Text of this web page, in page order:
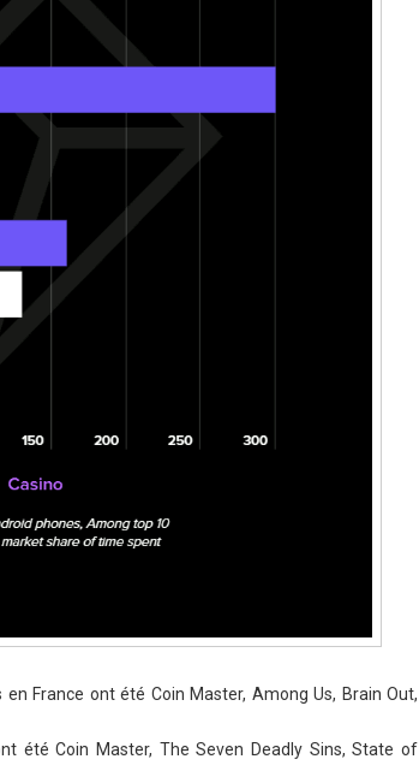
France ont été Coin Master, Among Us, Brain Out,
été Coin Master, The Seven Deadly Sins, State of